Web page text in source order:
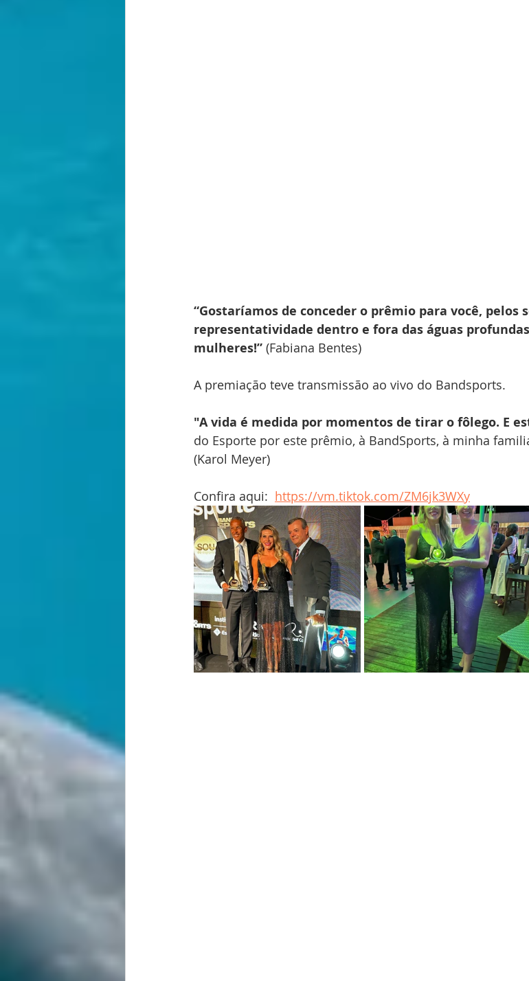
“Gostaríamos de conceder o prêmio para você, pelos
representatividade dentro e fora das águas
mulheres!” (Fabiana Bentes)
﻿A premiação teve transmissão ao vivo do Bandsports.
"A vida é medida por momentos de tirar o fôlego. E
do Esporte por este prêmio, à BandSports, à minha
(Karol Meyer)
Confira aqui: https://vm.tiktok.com/ZM6jk3WXy